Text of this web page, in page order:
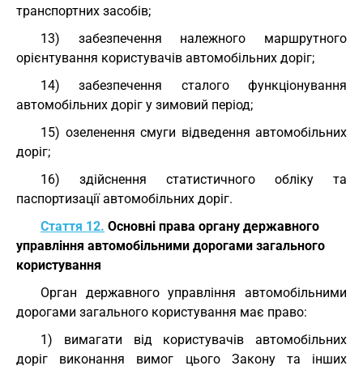
транспортних засобів;
13) забезпечення належного маршрутного
орієнтування користувачів автомобільних доріг;
14) забезпечення сталого функціонування
автомобільних доріг у зимовий період;
15) озеленення смуги відведення автомобільних
доріг;
16) здійснення статистичного обліку та
паспортизації автомобільних доріг.
Стаття 12. Основні права органу державного
управління автомобільними дорогами загального
користування
Орган державного управління автомобільними
дорогами загального користування має право:
1) вимагати від користувачів автомобільних
доріг виконання вимог цього Закону та інших